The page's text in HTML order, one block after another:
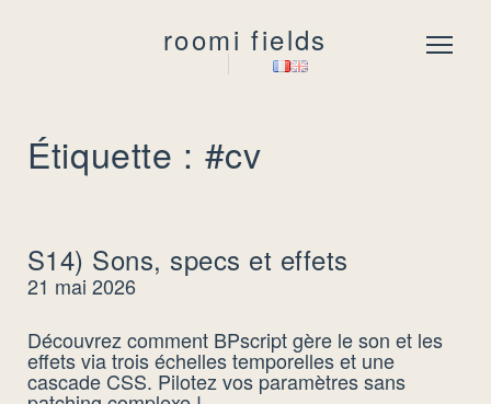
roomi fields Menu
Étiquette : #cv
S14) Sons, specs et effets
21 mai 2026
Découvrez comment BPscript gère le son et les
effets via trois échelles temporelles et une
cascade CSS. Pilotez vos paramètres sans